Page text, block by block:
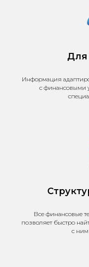
Для
Информация
с финансовыми
Все финансовые
позволяет быстро
с ним